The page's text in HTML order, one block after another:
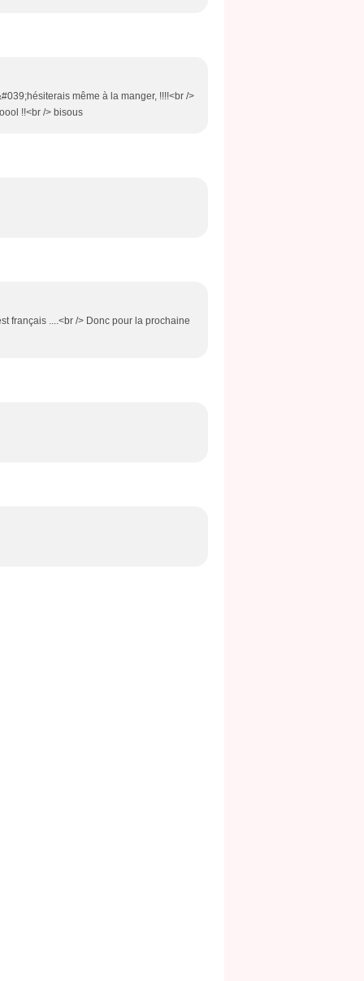
même à la manger, !!!!<br />
!!<br /> bisous
français ....<br /> Donc pour la prochaine